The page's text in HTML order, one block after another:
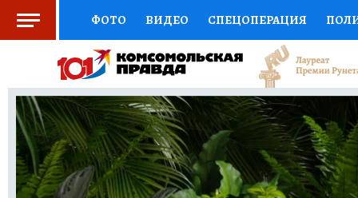
ФОТО ВИДЕО СПЕЦОПЕРАЦИЯ
СОЦПОДДЕРЖКА НАУКА СПОРТ
ВЫБОР ЭКСПЕРТОВ ДОКТОР
КНИЖНАЯ ПОЛКА ПРОГНОЗЫ НА СПОРТ
ПРЕСС-ЦЕНТР НЕДВИЖИМОСТЬ